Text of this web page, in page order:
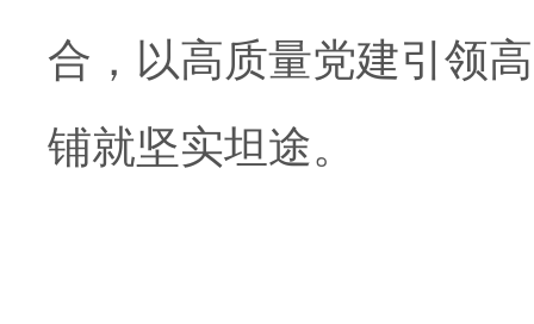
合，以高质量党建引领
铺就坚实坦途。